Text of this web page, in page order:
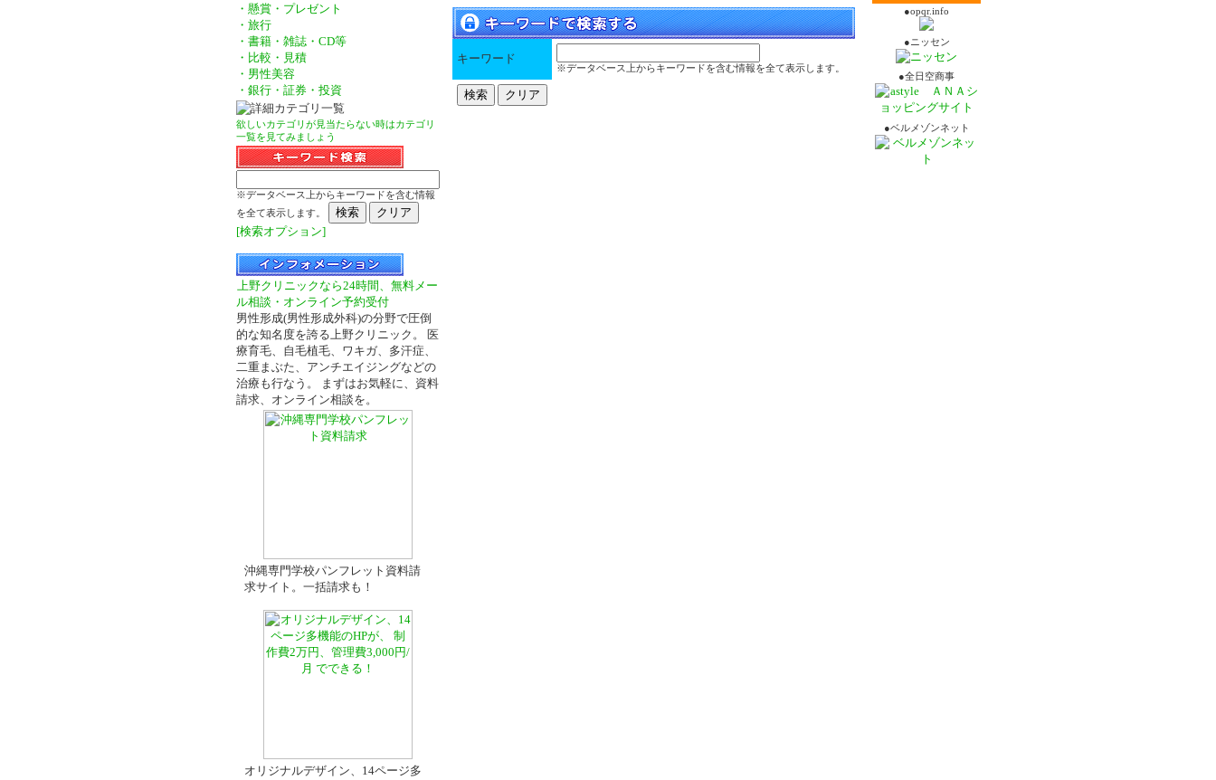
・懸賞・プレゼント
・旅行
・書籍・雑誌・CD等
・比較・見積
・男性美容
・銀行・証券・投資
欲しいカテゴリが見当たらない時はカテゴリ
一覧を見てみましょう
※データベース上からキーワードを含む情報
を全て表示します。
[検索オプション]
上野クリニックなら24時間、無料メー
ル相談・オンライン予約受付
男性形成(男性形成外科)の分野で圧倒
的な知名度を誇る上野クリニック。 医
療育毛、自毛植毛、ワキガ、多汗症、
二重まぶた、アンチエイジングなどの
治療も行なう。 まずはお気軽に、資料
請求、オンライン相談を。
沖縄専門学校パンフレット資料請
求サイト。一括請求も！
オリジナルデザイン、14ページ多
キーワード
※データベース上からキーワードを含む情報を全て表示します。
●opqr.info
●ニッセン
●全日空商事
●ベルメゾンネット